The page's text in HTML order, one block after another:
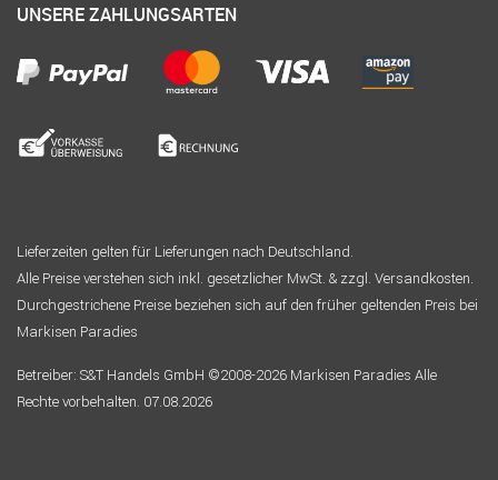
UNSERE ZAHLUNGSARTEN
Lieferzeiten gelten für Lieferungen nach Deutschland.
Alle Preise verstehen sich inkl. gesetzlicher MwSt. & zzgl. Versandkosten.
Durchgestrichene Preise beziehen sich auf den früher geltenden Preis bei
Markisen Paradies
Betreiber: S&T Handels GmbH ©2008-2026 Markisen Paradies Alle
Rechte vorbehalten. 07.08.2026